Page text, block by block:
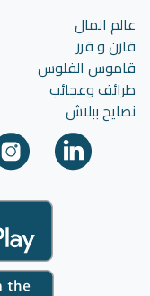
عالم المال
قارن و قرر
قاموس الفلوس
طرائف وعجائب
نصايح ببلاش